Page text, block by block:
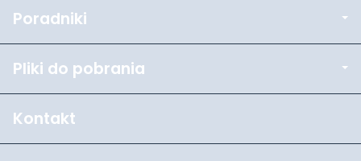
Poradniki
Pliki do pobrania
Kontakt